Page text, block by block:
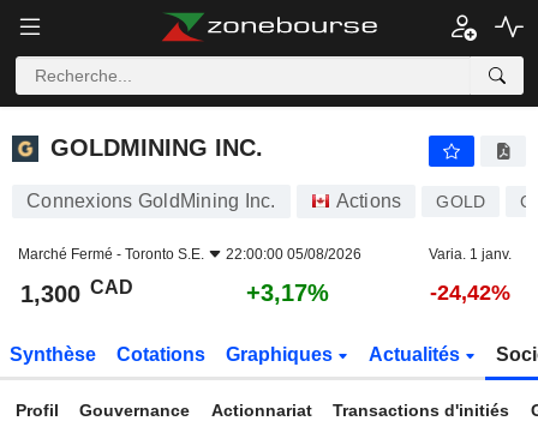
GOLDMINING INC.
GOLDMINING INC.
Connexions GoldMining Inc. Actions GOLD
Marché Fermé - Toronto S.E. 22:00:00 05/08/2026 Varia. 1 janv.
1,300 CAD +3,17% -24,42%
Synthèse Cotations Graphiques Actualités
Profil Gouvernance Actionnariat Transactions d'initiés